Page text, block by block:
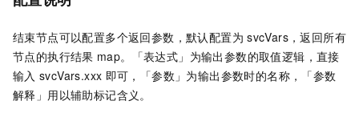
结束节点可以配置多个返回参数，默认配置为 svcVars，返回所有
节点的执行结果 map。「表达式」为输出参数的取值逻辑，直接
输入 svcVars.xxx 即可，「参数」为输出参数时的名称，「参数
解释」用以辅助标记含义。